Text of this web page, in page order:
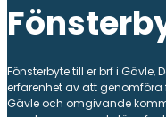
Fönsterbyte till er brf i
erfarenhet av att
Gävle och omgivande